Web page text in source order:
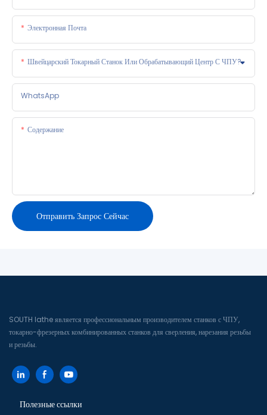
Электронная Почта
Швейцарский Токарный Станок Или Обрабатывающий Центр С ЧПУ?
WhatsApp
Содержание
Отправить Запрос Сейчас
SOUTH lathe является профессиональным производителем станков с ЧПУ,
токарно-фрезерных комбинированных станков для сверления, нарезания резьбы
и резьбы.
Полезные ссылки